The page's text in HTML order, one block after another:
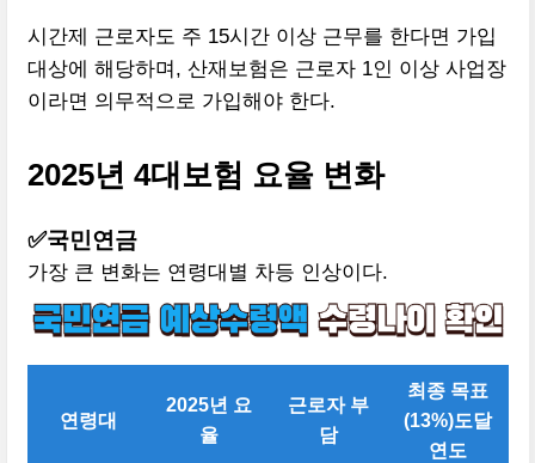
시간제 근로자도 주 15시간 이상 근무를 한다면 가입
대상에 해당하며, 산재보험은 근로자 1인 이상 사업장
이라면 의무적으로 가입해야 한다.
2025년 4대보험 요율 변화
✅국민연금
가장 큰 변화는 연령대별 차등 인상이다.
연령대
2025년 요
율
근로자 부
담
최종 목표
(13%)도달
연도